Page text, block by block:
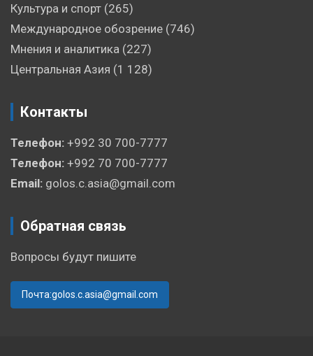
Культура и спорт (265)
Международное обозрение (746)
Мнения и аналитика (227)
Центральная Азия (1 128)
Контакты
Телефон: +992 30 700-7777
Телефон: +992 70 700-7777
Email: golos.c.asia@gmail.com
Обратная связь
Вопросы будут пишите
Почта:golos.c.asia@gmail.com